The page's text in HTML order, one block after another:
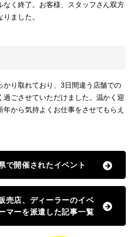
なく終了。お客様、スタッフさん双方
ました。
り取れており、3日間違う店舗での
過ごさせていただけました。温かく迎
から気持よくお仕事をさせてもらえ
で開催されたイベント
売店、ディーラーのイベ
マーを派遣した記事一覧